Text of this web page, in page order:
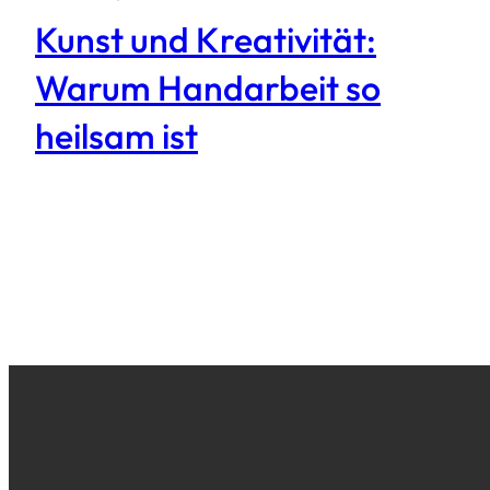
Kunst und Kreativität:
Warum Handarbeit so
heilsam ist